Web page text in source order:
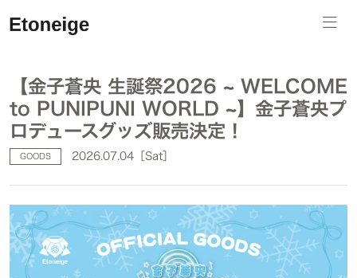
【金子蒼央 生誕祭2026 ~ WELCOME
to PUNIPUNI WORLD ~】金子蒼央プ
ロデュースグッズ販売決定！
GOODS 2026.07.04［Sat］